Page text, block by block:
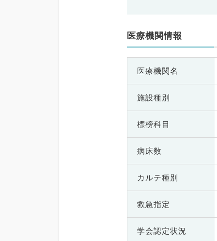
医療機関情報
医療機関名
施設種別
標榜科目
病床数
カルテ種別
救急指定
学会認定状況